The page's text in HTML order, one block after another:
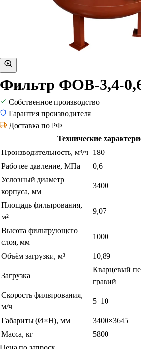
Фильтр ФОВ-3,4-
Собственное производство
Гарантия производителя
Доставка по РФ
Технические
Производительность, м³/ч
180
Рабочее давление, МПа
0,6
Условный диаметр
корпуса, мм
3400
Площадь фильтрования,
м²
9,07
Высота фильтрующего
слоя, мм
1000
Объём загрузки, м³ 10,89
Загрузка
Кварцевый
гравий
Скорость фильтрования,
м/ч
5–10
Габариты (Ø×H), мм
3400×3645
Масса, кг
5800
Цена по запросу